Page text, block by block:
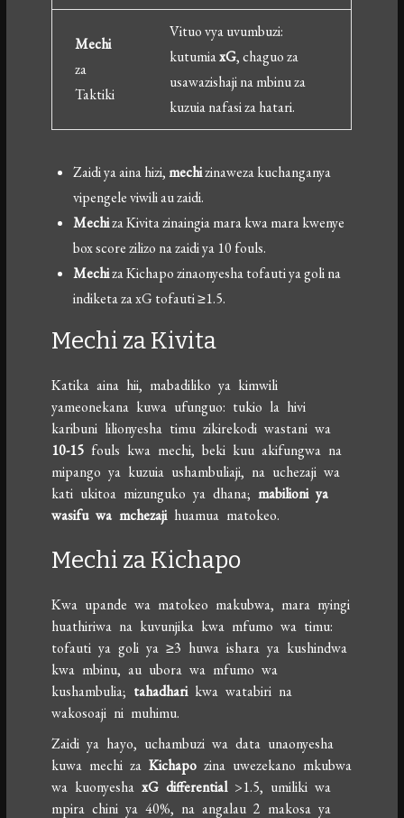
Mechi
za
Taktiki
Vituo vya uvumbuzi:
kutumiaxG, chaguo za
usawazishaji na mbinu za
kuzuia nafasi za hatari.
Zaidi ya aina hizi,mechizinaweza kuchanganya
vipengele viwili au zaidi.
Mechiza Kivita zinaingia mara kwa mara kwenye
box score zilizo na zaidi ya 10 fouls.
Mechiza Kichapo zinaonyesha tofauti ya goli na
indiketa za xG tofauti ≥1.5.
Mechi za Kivita
Katika aina hii, mabadiliko ya kimwili
yameonekana kuwa ufunguo: tukio la hivi
karibuni lilionyesha timu zikirekodi wastani wa
10-15 fouls kwa mechi, beki kuu akifungwa na
mipango ya kuzuia ushambuliaji, na uchezaji wa
kati ukitoa mizunguko ya dhana;mabilioni ya
wasifu wa mchezajihuamua matokeo.
Mechi za Kichapo
Kwa upande wa matokeo makubwa, mara nyingi
huathiriwa na kuvunjika kwa mfumo wa timu:
tofauti ya goli ya ≥3 huwa ishara ya kushindwa
kwa mbinu, au ubora wa mfumo wa
kushambulia; tahadharikwa watabiri na
wakosoaji ni muhimu.
Zaidi ya hayo, uchambuzi wa data unaonyesha
kuwa mechi zaKichapo zina uwezekano mkubwa
wa kuonyeshaxG differential>1.5, umiliki wa
mpira chini ya 40%, na angalau 2 makosa ya